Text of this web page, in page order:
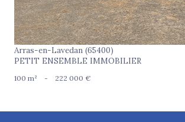
Arras-en-Lavedan (65400)
PETIT ENSEMBLE IMMOBILIER
100 m² - 222 000 €